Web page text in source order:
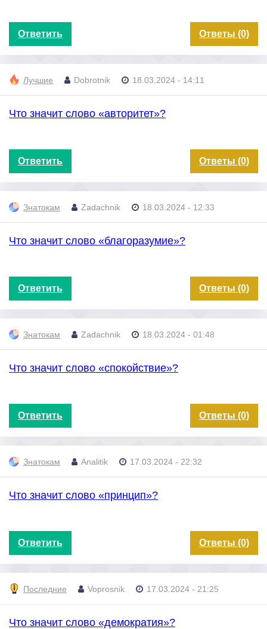
Ответить Ответы (0)
Лучшие Dobrotnik 18.03.2024 - 14:11
Что значит слово «авторитет»?
Ответить Ответы (0)
Знатокам Zadachnik 18.03.2024 - 12:33
Что значит слово «благоразумие»?
Ответить Ответы (0)
Знатокам Zadachnik 18.03.2024 - 01:48
Что значит слово «спокойствие»?
Ответить Ответы (0)
Знатокам Analitik 17.03.2024 - 22:32
Что значит слово «принцип»?
Ответить Ответы (0)
Последние Voprosnik 17.03.2024 - 21:25
Что значит слово «демократия»?